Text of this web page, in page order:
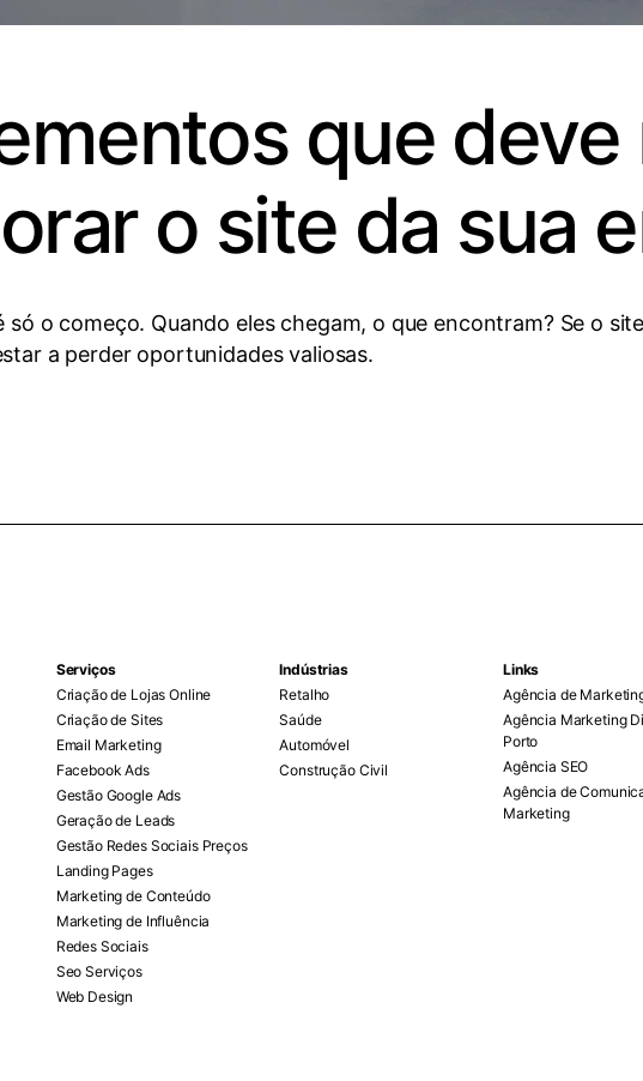
que
o site da sua
só o começo. Quando eles chegam, o que encontram? Se o
a perder oportunidades valiosas.
Serviços
Criação de Lojas Online
Criação de Sites
Email Marketing
Facebook Ads
Gestão Google Ads
Geração de Leads
Gestão Redes Sociais Preços
Landing Pages
Marketing de Conteúdo
Marketing de Influência
Redes Sociais
Seo Serviços
Web Design
Indústrias
Retalho
Saúde
Automóvel
Construção Civil
Links
Agência de
Agência Marketing
Porto
Agência SEO
Agência de
Marketing